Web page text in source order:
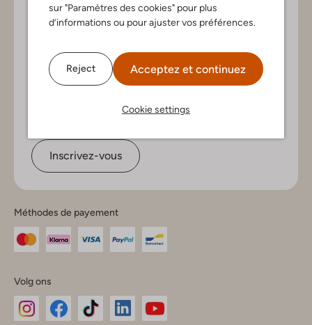
sur "Paramètres des cookies" pour plus
d’informations ou pour ajuster vos préférences.
Reject Acceptez et continuez
Cookie settings
Inscrivez-vous à la newsletter pour les nouveaux
Inscrivez-vous
Méthodes de payement
Volg ons